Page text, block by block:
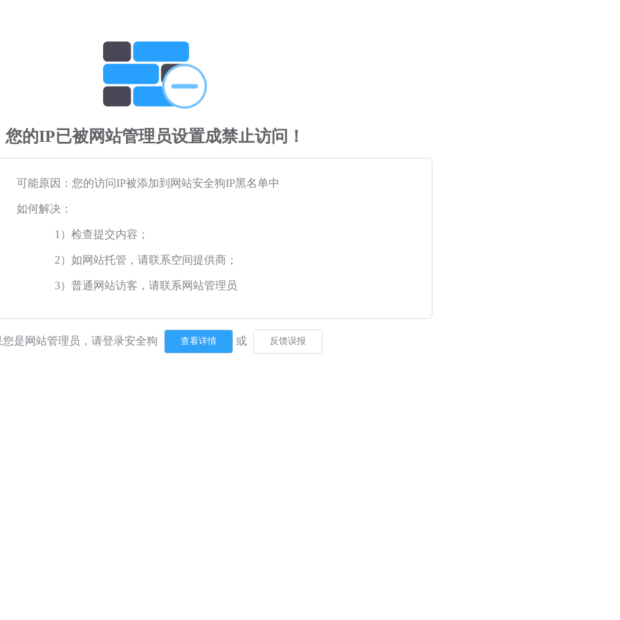
您的IP已被网站管理员设置成禁止访问！
可能原因：您的访问IP被添加到网站安全狗IP黑名单中
如何解决：
1）检查提交内容；
2）如网站托管，请联系空间提供商；
3）普通网站访客，请联系网站管理员
您是网站管理员，请登录安全狗 或